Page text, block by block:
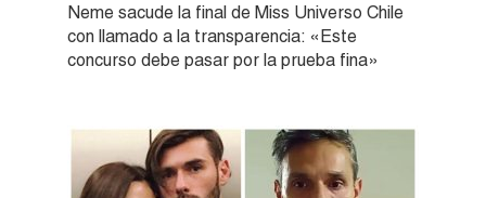
Neme sacude la final de Miss Universo Chile
con llamado a la transparencia: «Este
concurso debe pasar por la prueba fina»